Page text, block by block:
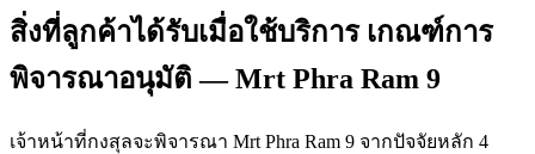
สิ่งที่ลูกค้าได้รับเมื่อใช้บริการ เกณฑ์การ
พิจารณาอนุมัติ — Mrt Phra Ram 9
เจ้าหน้าที่กงสุลจะพิจารณา Mrt Phra Ram 9 จากปัจจัยหลัก 4